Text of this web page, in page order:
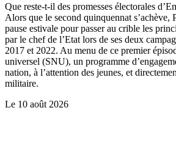
Que reste-t-il des promesses électorales
Alors que le second quinquennat s’achève,
pause estivale pour passer au crible les
par le chef de l’Etat lors de ses deux
2017 et 2022. Au menu de ce premier
universel (SNU), un programme
nation, à l’attention des jeunes, et
militaire.
Le 10 août 2026